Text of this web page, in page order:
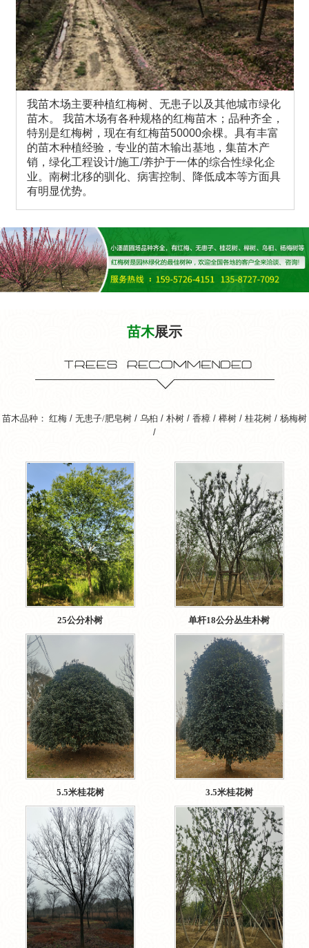
我苗木场主要种植红梅树、无患子以及其他城市绿化
苗木。 我苗木场有各种规格的红梅苗木；品种齐全，
特别是红梅树，现在有红梅苗50000余棵。具有丰富
的苗木种植经验，专业的苗木输出基地，集苗木产
销，绿化工程设计/施工/养护于一体的综合性绿化企
业。南树北移的驯化、病害控制、降低成本等方面具
有明显优势。
苗木展示
苗木品种： 红梅 / 无患子/肥皂树 / 乌桕 / 朴树 / 香樟 / 榉树 / 桂花树 / 杨梅树
/
25公分朴树 单杆18公分丛生朴树
5.5米桂花树 3.5米桂花树